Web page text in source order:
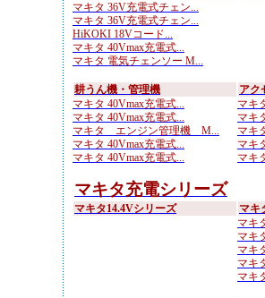
マキタ 36V充電式チェン...
マキタ 36V充電式チェン...
HiKOKI 18Vコード...
マキタ 40Vmax充電式...
マキタ 電気チェンソー M...
耕うん機・管理機
マキタ 40Vmax充電式...
マキタ 40Vmax充電式...
マキタ エンジン管理機 M...
マキタ 40Vmax充電式...
マキタ 40Vmax充電式...
アク
マキ
マキ
マキ
マキ
マキ
マキタ充電シリーズ
マキタ14.4Vシリーズ
マキ
マキ
マキ
マキ
マキ
マキ